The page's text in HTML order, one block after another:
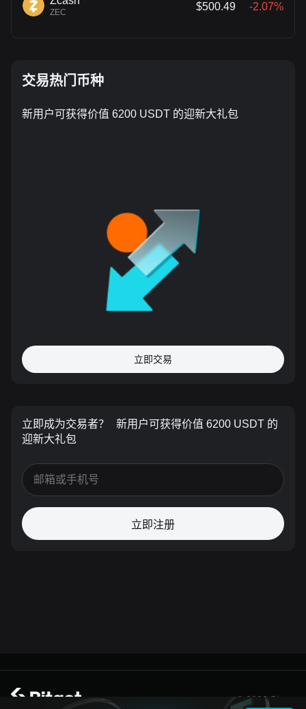
ZEC
$500.49 -2.07%
交易热门币种
新用户可获得价值 6200 USDT 的迎新大礼包
立即交易
立即成为交易者？
新用户可获得价值 6200 USDT 的
迎新大礼包
立即注册
© 2026 Bitget